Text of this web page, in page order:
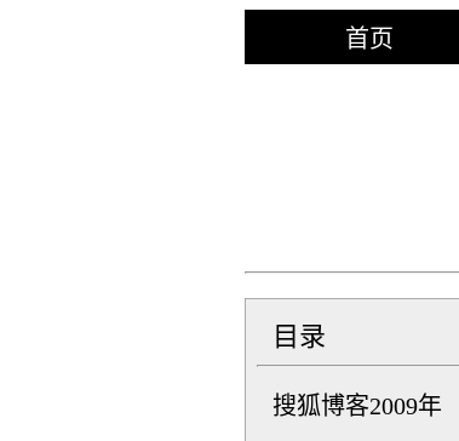
首页
目录
搜狐博客2009年